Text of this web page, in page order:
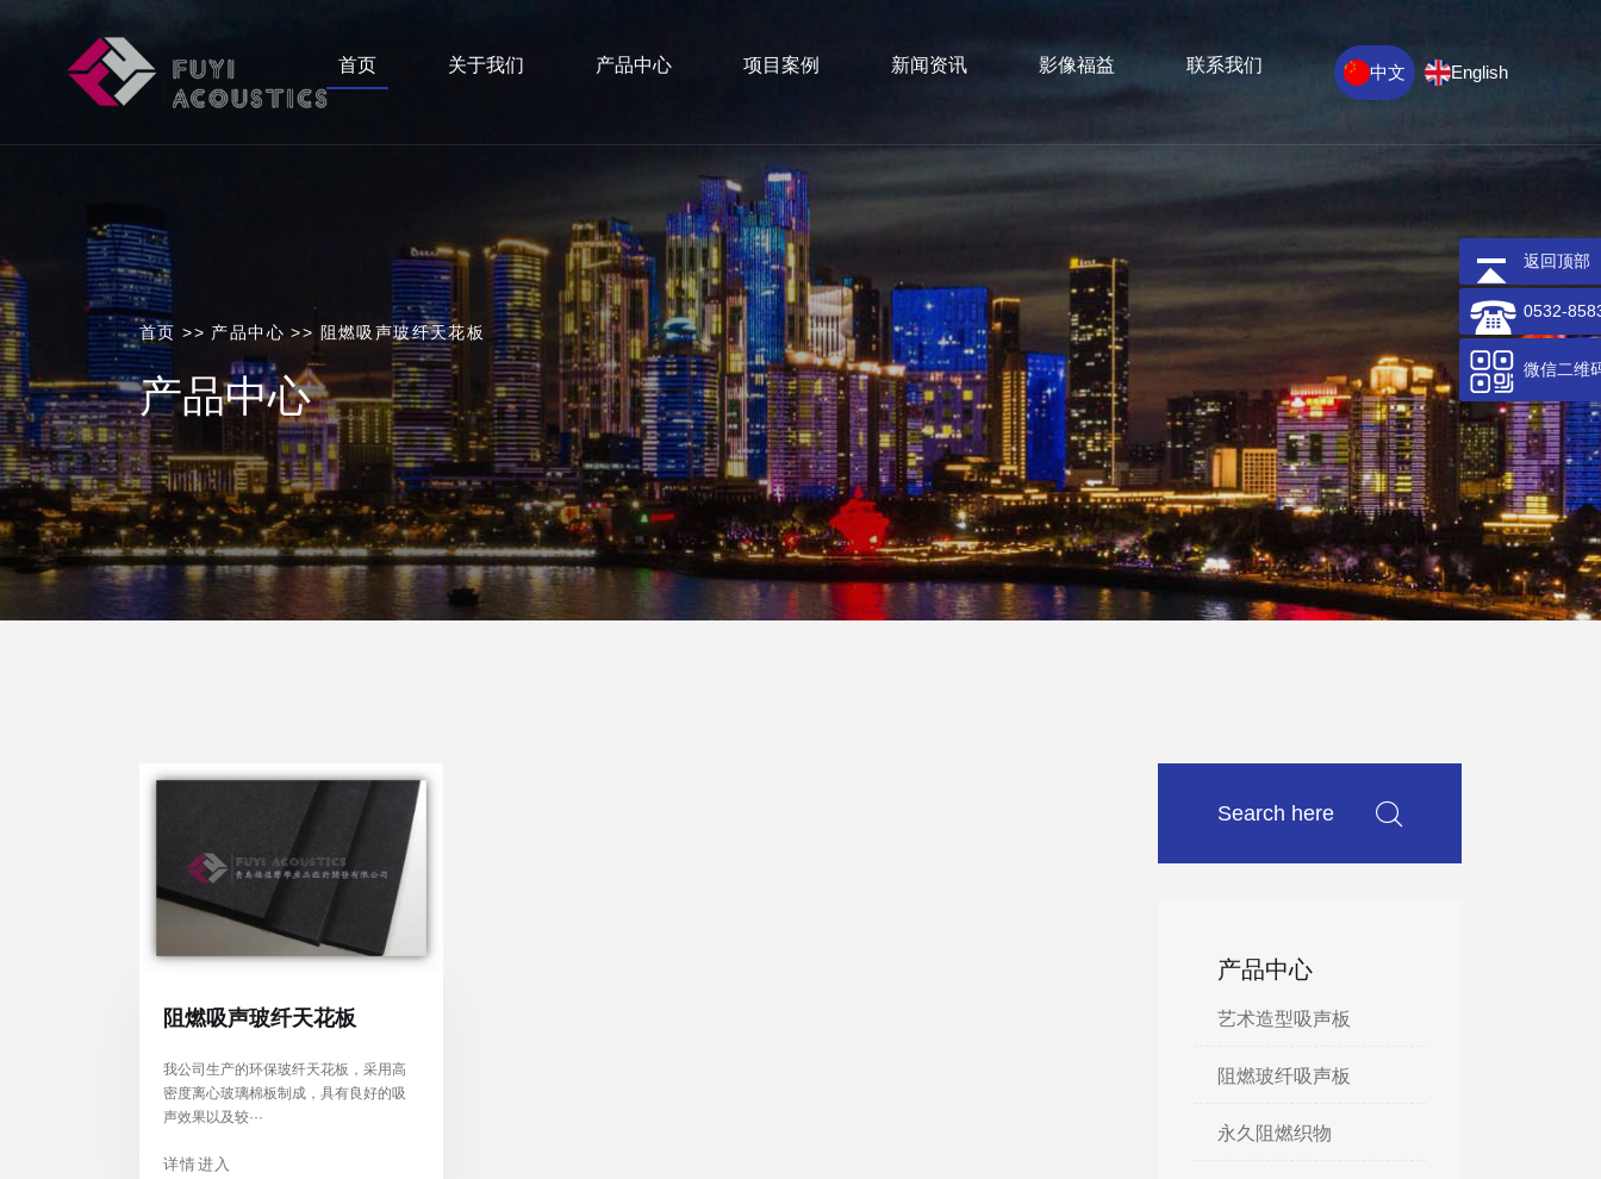
首页 关于我们 产品中心 项目案例 新闻资讯 影像福益 联系我们 中文 English
首页 >> 产品中心 >> 阻燃吸声玻纤天花板
产品中心
阻燃吸声玻纤天花板
我公司生产的环保玻纤天花板，采用高
密度离心玻璃棉板制成，具有良好的吸
声效果以及较···
详情进入
产品中心
艺术造型吸声板
阻燃玻纤吸声板
永久阻燃织物
返回顶部
0532-
微信二维